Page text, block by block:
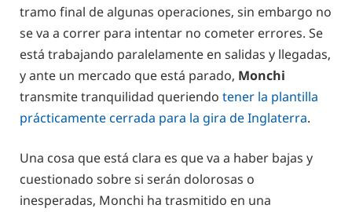
tramo final de algunas operaciones, sin embargo no
se va a correr para intentar no cometer errores. Se
está trabajando paralelamente en salidas y llegadas,
y ante un mercado que está parado, Monchi
transmite tranquilidad queriendo tener la plantilla
prácticamente cerrada para la gira de Inglaterra.
Una cosa que está clara es que va a haber bajas y
cuestionado sobre si serán dolorosas o
inesperadas, Monchi ha trasmitido en una